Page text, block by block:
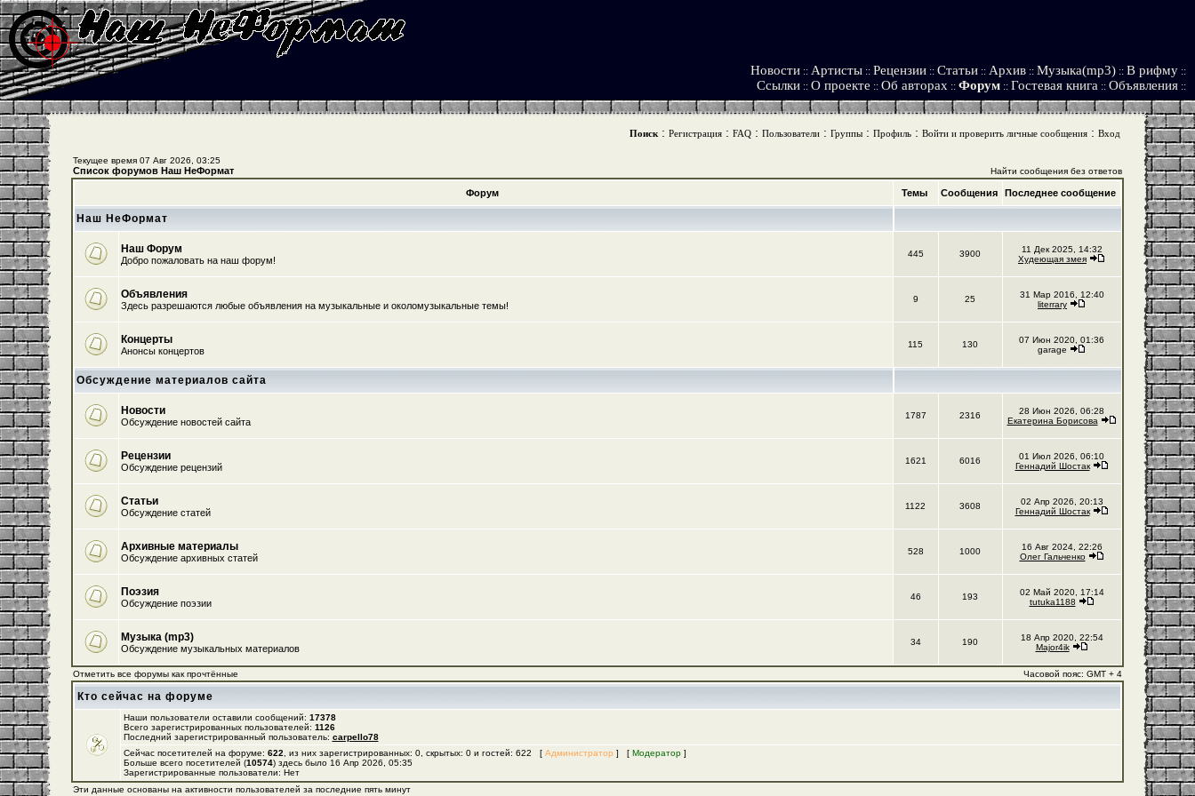
Новости :: Артисты :: Рецензии :: Статьи :: Архив :: Музыка(mp3) :: В рифму ::
Ссылки :: О проекте :: Об авторах :: Форум :: Гостевая книга :: Объявления ::
Поиск: Регистрация: FAQ: Пользователи: Группы: Профиль: Войти и проверить личные сообщения: Вход
Текущее время 07 Авг 2026, 03:25
Список форумов Наш НеФормат Найти сообщения без ответов
Форум Темы Сообщения Последнее сообщение
Наш НеФормат
Наш Форум
Добро пожаловать на наш форум!
445 3900
11 Дек 2025, 14:32
Худеющая змея
Объявления
Здесь разрешаются любые объявления на музыкальные и околомузыкальные темы!
9 25
31 Мар 2016, 12:40
literrary
Концерты
Анонсы концертов
115 130
07 Июн 2020, 01:36
garage
Обсуждение материалов сайта
Новости
Обсуждение новостей сайта
1787 2316
28 Июн 2026, 06:28
Екатерина Борисова
Рецензии
Обсуждение рецензий
1621 6016
01 Июл 2026, 06:10
Геннадий Шостак
Статьи
Обсуждение статей
1122 3608
02 Апр 2026, 20:13
Геннадий Шостак
Архивные материалы
Обсуждение архивных статей
528 1000
16 Авг 2024, 22:26
Олег Гальченко
Поэзия
Обсуждение поэзии
46 193
02 Май 2020, 17:14
tutuka1188
Музыка (mp3)
Обсуждение музыкальных материалов
34 190
18 Апр 2020, 22:54
Major4ik
Отметить все форумы как прочтённые Часовой пояс: GMT + 4
Кто сейчас на форуме
Наши пользователи оставили сообщений: 17378
Всего зарегистрированных пользователей: 1126
Последний зарегистрированный пользователь: carpello78
Сейчас посетителей на форуме: 622 , из них зарегистрированных: 0, скрытых: 0 и гостей: 622 [ Администратор ] [ Модератор]
Больше всего посетителей (10574) здесь было 16 Апр 2026, 05:35
Зарегистрированные пользователи: Нет
Эти данные основаны на активности пользователей за последние пять минут